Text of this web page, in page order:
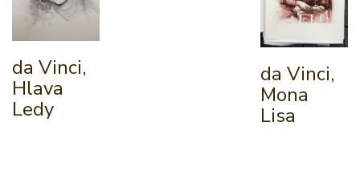
da Vinci,
Hlava
Ledy
da Vinci,
Mona
Lisa